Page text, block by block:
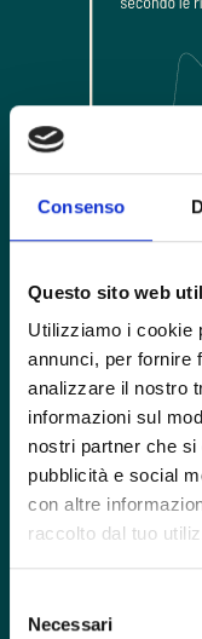
Consenso
Questo sito web
Utilizziamo i cookie
annunci, per fornire
analizzare il nostro
informazioni sul
nostri partner che
pubblicità e social
con altre
raccolto dal tuo
delNecessari